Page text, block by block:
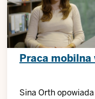
Praca mobilna
Sina Orth